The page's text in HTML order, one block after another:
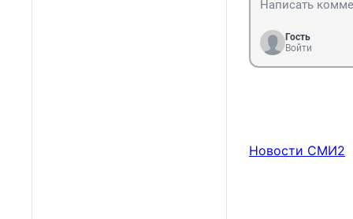
Гость
Войти
Новости СМИ2